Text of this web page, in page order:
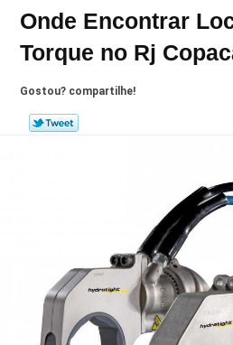
Onde Encontrar
Torque no Rj
Gostou? compartilhe!